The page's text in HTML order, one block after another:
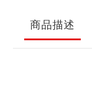
商品描述